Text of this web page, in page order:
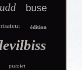
buse
édition
pistolet